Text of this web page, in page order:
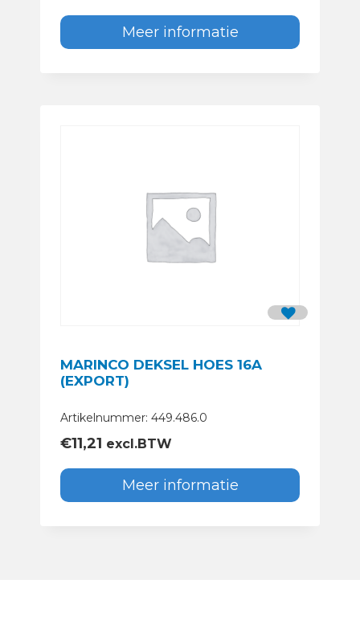
Meer informatie
MARINCO DEKSEL HOES 16A
(EXPORT)
Artikelnummer: 449.486.0
€11,21 excl.BTW
Meer informatie